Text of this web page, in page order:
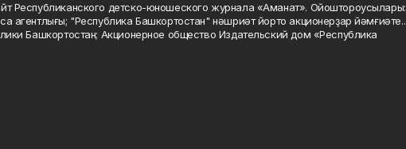
Республиканского детско-юношеского журнала «Аманат». Ойоштороусылары:
агентлығы; "Республика Башкортостан" нәшриәт йорто акционерҙар йәмғиәте..
Башкортостан; Акционерное общество Издательский дом «Республика